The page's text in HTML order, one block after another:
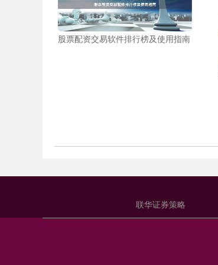
股票配资交易软件排行榜及使用指南
联华证券策略